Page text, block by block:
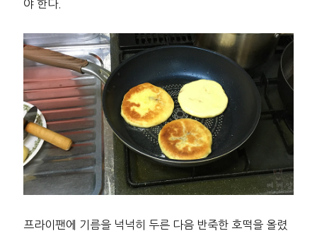
야 한다.
프라이팬에 기름을 넉넉히 두른 다음 반죽한 호떡을 올렸